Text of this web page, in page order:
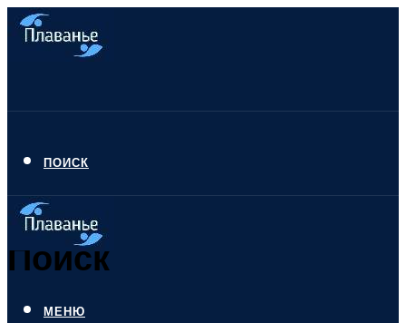
ПОИСК
Поиск
МЕНЮ